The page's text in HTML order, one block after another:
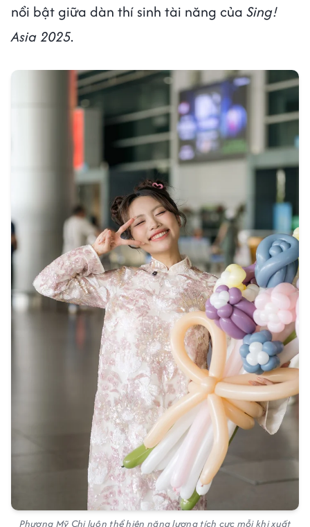
nổi bật giữa dàn thí sinh tài năng của Sing!
Asia 2025.
Phương Mỹ Chi luôn thể hiện năng lượng tích cực mỗi khi xuất